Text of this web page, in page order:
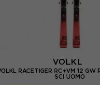
VOLKL
RACETIGER RC+VM 12 GW
SCI UOMO